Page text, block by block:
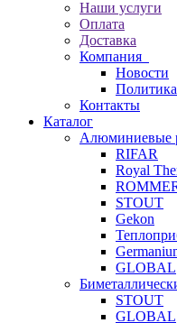
Наши услуги
Оплата
Доставка
Компания
Новости
Политика
Контакты
Каталог
Алюминиевые
RIFAR
Royal
STOUT
Gekon
GLOBAL
STOUT
GLOBAL